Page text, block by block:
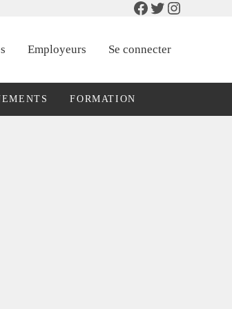
Facebook
Twitter
Instagram
Employeurs Se connecter
FORMATION